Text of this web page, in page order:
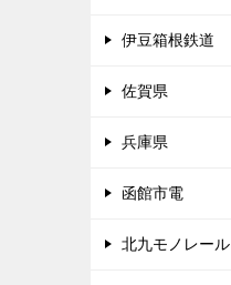
伊豆箱根鉄道
佐賀県
兵庫県
函館市電
北九モノレール